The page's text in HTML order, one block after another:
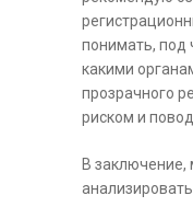
понимать, под
какими
прозрачного
риском и
В